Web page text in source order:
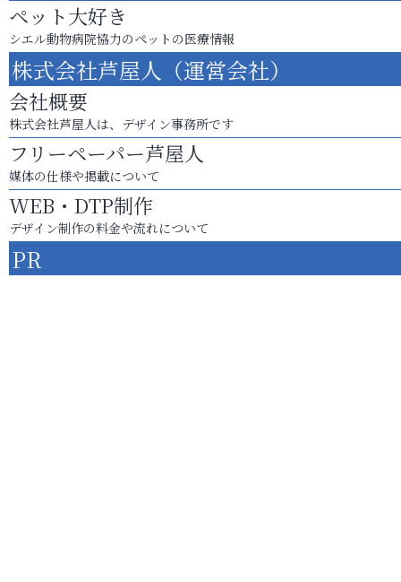
ペット大好き
シエル動物病院協力のペットの医療情報
株式会社芦屋人（運営会社）
会社概要
株式会社芦屋人は、デザイン事務所です
フリーペーパー芦屋人
媒体の仕様や掲載について
WEB・DTP制作
デザイン制作の料金や流れについて
PR